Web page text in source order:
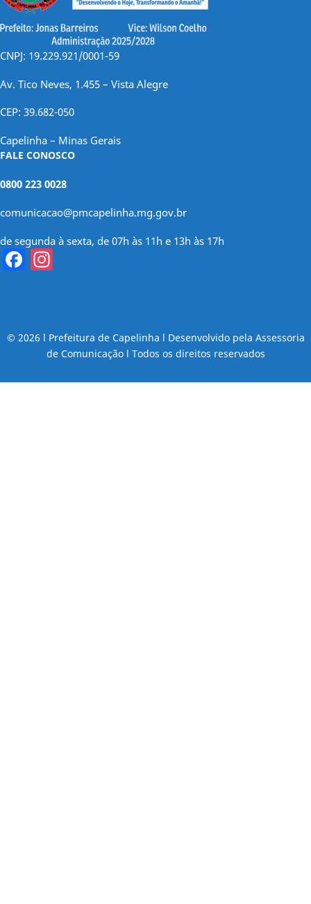
CNPJ: 19.229.921/0001-59
Av. Tico Neves, 1.455 – Vista Alegre
CEP: 39.682-050
Capelinha – Minas Gerais
FALE CONOSCO
0800 223 0028
comunicacao@pmcapelinha.mg.gov.br
de segunda à sexta, de 07h às 11h e 13h às 17h
Facebook
© 2026 l Prefeitura de Capelinha l Desenvolvido pela Assessoria
de Comunicação l Todos os direitos reservados